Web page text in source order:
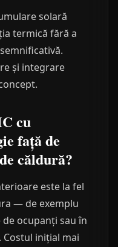
solară
termică fără a
și integrare
cu
față de
căldură?
este la fel
— de exemplu
ocupanți sau în
inițial mai